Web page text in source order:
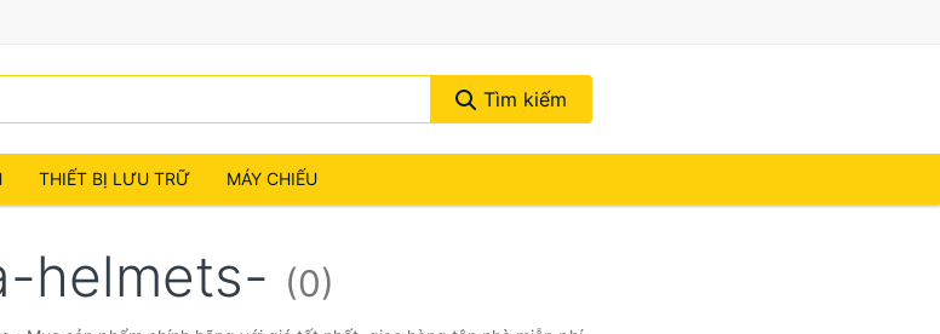
Tìm kiếm
THIẾT BỊ LƯU TRỮ MÁY CHIẾU
helmets- (0)